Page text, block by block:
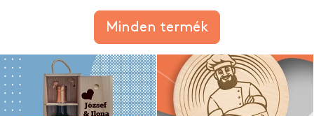
Minden termék